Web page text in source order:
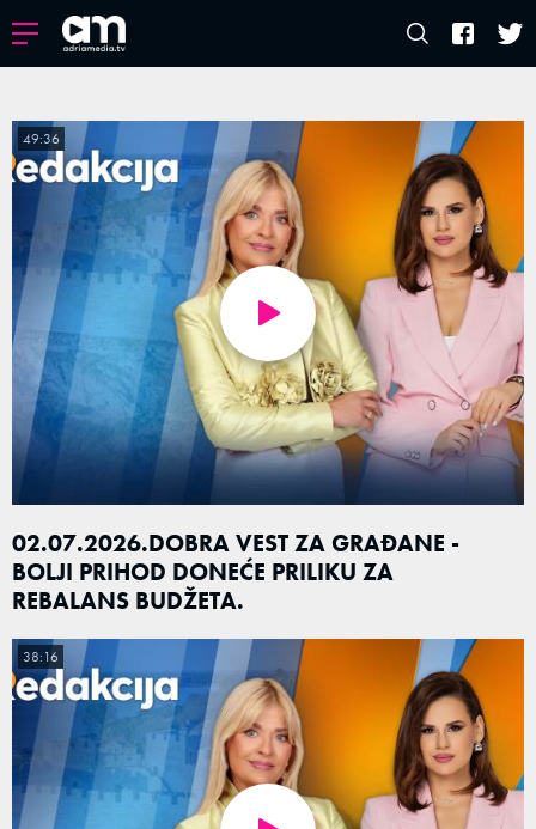
02.07.2026.DOBRA VEST ZA GRAĐANE -
BOLJI PRIHOD DONEĆE PRILIKU ZA
REBALANS BUDŽETA.
49:36
38:16